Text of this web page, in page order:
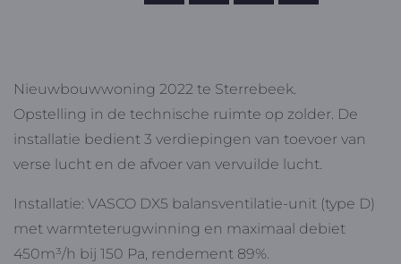
Nieuwbouwwoning 2022 te Sterrebeek.
Opstelling in de technische ruimte op zolder. De
installatie bedient 3 verdiepingen van toevoer van
verse lucht en de afvoer van vervuilde lucht.
Installatie: VASCO DX5 balansventilatie-unit (type D)
met warmteterugwinning en maximaal debiet
450m³/h bij 150 Pa, rendement 89%.